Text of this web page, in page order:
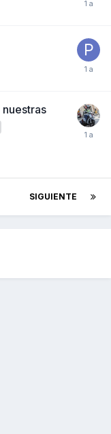
SIGUIENTE